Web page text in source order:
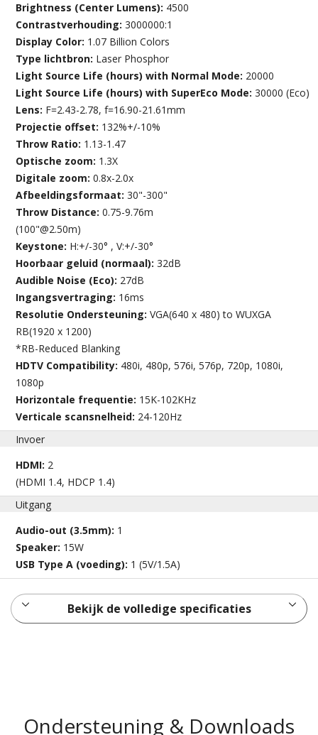
Brightness (Center Lumens): 4500
Contrastverhouding:3000000:1
Display Color: 1.07 Billion Colors
Type lichtbron: Laser Phosphor
Light Source Life (hours) with Normal Mode: 20000
Light Source Life (hours) with SuperEco Mode:30000 (Eco)
Lens: F=2.43-2.78, f=16.90-21.61mm
Projectie offset: 132%+/-10%
Throw Ratio: 1.13-1.47
Optische zoom: 1.3X
Digitale zoom:0.8x-2.0x
Afbeeldingsformaat:30"-300"
Throw Distance:0.75-9.76m
(100"@2.50m)
Keystone: H:+/-30° , V:+/-30°
Hoorbaar geluid (normaal):32dB
Audible Noise (Eco): 27dB
Ingangsvertraging: 16ms
Resolutie Ondersteuning:VGA(640 x 480) to WUXGA
RB(1920 x 1200)
*RB-Reduced Blanking
HDTV Compatibility: 480i, 480p, 576i, 576p, 720p, 1080i,
1080p
Horizontale frequentie: 15K-102KHz
Verticale scansnelheid: 24-120Hz
Invoer
HDMI: 2
(HDMI 1.4, HDCP 1.4)
Uitgang
Audio-out (3.5mm): 1
Speaker: 15W
USB Type A (voeding): 1 (5V/1.5A)
Bekijk de volledige specificaties
Ondersteuning & Downloads